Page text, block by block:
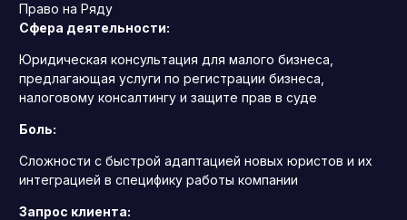
Право на Ряду
Сфера деятельности:
Юридическая консультация для малого бизнеса,
предлагающая услуги по регистрации бизнеса,
налоговому консалтингу и защите прав в суде
Боль:
Сложности с быстрой адаптацией новых юристов и их
интеграцией в специфику работы компании
Запрос клиента: